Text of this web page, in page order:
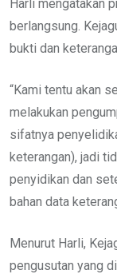
Harli mengatakan
berlangsung.
bukti dan
“Kami tentu akan
melakukan
sifatnya
keterangan), jadi
penyidikan dan
bahan data
Menurut Harli,
pengusutan yang